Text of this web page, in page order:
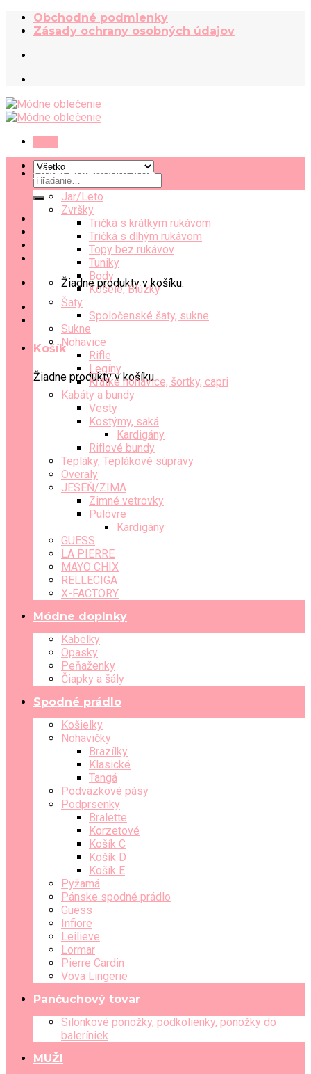
Skip
Obchodné podmienky
Zásady ochrany osobných údajov
Hľadať:
Žiadne produkty v košíku.
Košík
Žiadne produkty v košíku.
Oblečenie
Jar/Leto
Zvršky
Tričká s krátkym rukávom
Tričká s dlhým rukávom
Topy bez rukávov
Tuniky
Body
Košele, Blúzky
Šaty
Spoločenské šaty, sukne
Sukne
Nohavice
Rifle
Legíny
Krátke nohavice, šortky, capri
Kabáty a bundy
Vesty
Kostýmy, saká
Kardigány
Riflové bundy
Tepláky, Teplákové súpravy
Overaly
JESEŇ/ZIMA
Zimné vetrovky
Pulóvre
Kardigány
GUESS
LA PIERRE
MAYO CHIX
RELLECIGA
X-FACTORY
Módne doplnky
Kabelky
Opasky
Peňaženky
Čiapky a šály
Spodné prádlo
Košielky
Nohavičky
Brazílky
Klasické
Tangá
Podväzkové pásy
Podprsenky
Bralette
Korzetové
Košík C
Košík D
Košík E
Pyžamá
Pánske spodné prádlo
Guess
Infiore
Leilieve
Lormar
Pierre Cardin
Vova Lingerie
Pančuchový tovar
Silonkové ponožky, podkolienky, ponožky do
baleríniek
MUŽI